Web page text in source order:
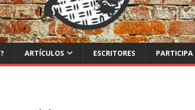
ARTÍCULOS ESCRITORES PARTICIPA